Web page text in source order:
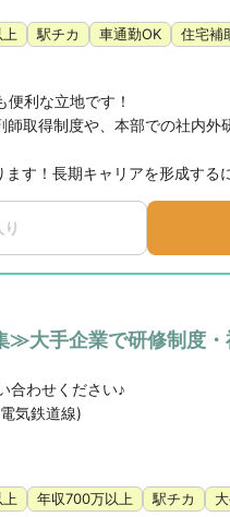
駅チカ 車通勤OK 住宅補
利な立地です！
取得制度や、本部での社内外
す！長期キャリアを形成する
≫大手企業で研修制度・
合わせください♪
気鉄道線)
年収700万以上 駅チカ